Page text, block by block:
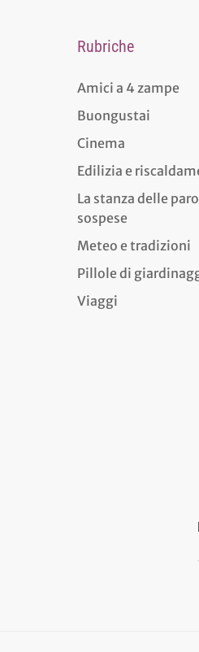
Rubriche
Amici a 4 zampe
Buongustai
Cinema
Edilizia e
La stanza delle
sospese
Meteo e tradizioni
Pillole di
Viaggi